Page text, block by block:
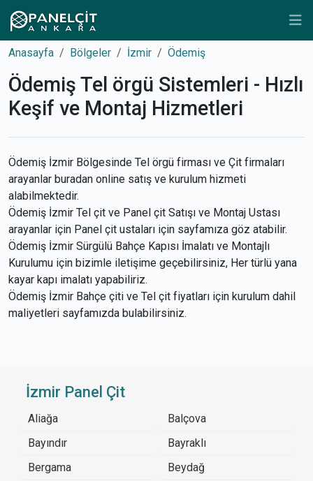
Anasayfa Bölgeler İzmir Ödemiş
Ödemiş Tel örgü Sistemleri - Hızlı
Keşif ve Montaj Hizmetleri
Ödemiş İzmir Bölgesinde Tel örgü firması ve Çit firmaları
arayanlar buradan online satış ve kurulum hizmeti
alabilmektedir.
Ödemiş İzmir Tel çit ve Panel çit Satışı ve Montaj Ustası
arayanlar için Panel çit ustaları için sayfamıza göz atabilir.
Ödemiş İzmir Sürgülü Bahçe Kapısı İmalatı ve Montajlı
Kurulumu için bizimle iletişime geçebilirsiniz, Her türlü yana
kayar kapı imalatı yapabiliriz.
Ödemiş İzmir Bahçe çiti ve Tel çit fiyatları için kurulum dahil
maliyetleri sayfamızda bulabilirsiniz.
İzmir Panel Çit
Aliağa
Balçova
Bayındır
Bayraklı
Bergama
Beydağ